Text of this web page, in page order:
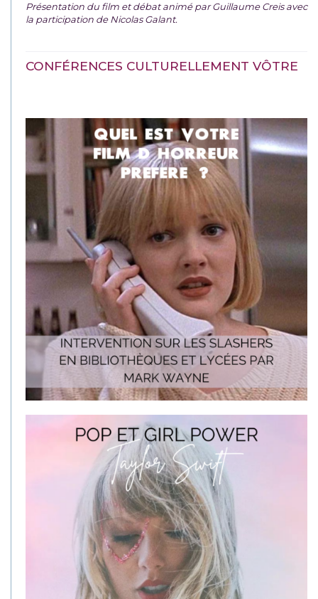
Présentation du film et débat animé par Guillaume Creis avec
la participation de Nicolas Galant.
CONFÉRENCES CULTURELLEMENT VÔTRE